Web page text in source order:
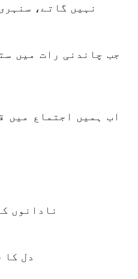
نہیں گاتے،
جب چاندنی رات میں
اب ہمیں اجتماع میں
نادانوں
دل کا